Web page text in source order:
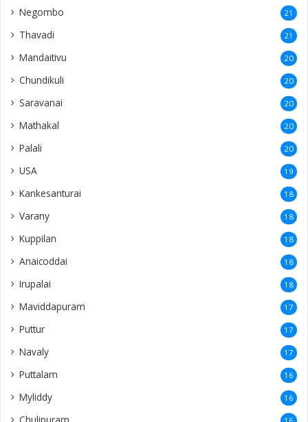
Negombo 21
Thavadi 21
Mandaitivu 20
Chundikuli 20
Saravanai 20
Mathakal 20
Palali 20
USA 19
Kankesanturai 18
Varany 18
Kuppilan 18
Anaicoddai 18
Irupalai 18
Maviddapuram 17
Puttur 17
Navaly 17
Puttalam 16
Myliddy 16
Chulipuram